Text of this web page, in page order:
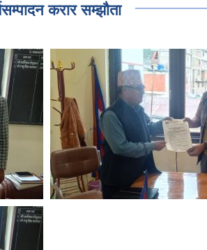
करार सम्झौता